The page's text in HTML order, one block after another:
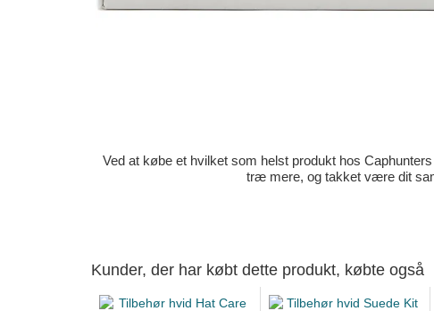
Ved at købe et hvilket som helst produkt hos
træ mere, og takket være dit
Kunder, der har købt dette produkt, købte også